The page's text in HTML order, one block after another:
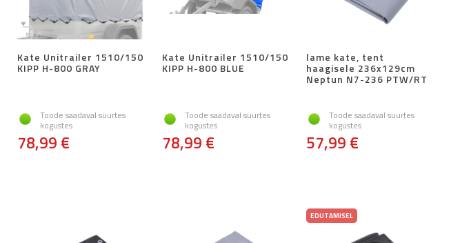
Kate Unitrailer 1510/150
KIPP H-800 GRAY
Toode saadaval suurtes
kogustes
78,99 €
Kate Unitrailer 1510/150
KIPP H-800 BLUE
Toode saadaval suurtes
kogustes
78,99 €
lame kate, tent
haagisele 236x129cm
Neptun N7-236 PTW/RT
Toode saadaval suurtes
kogustes
57,99 €
EDUTAMISEL